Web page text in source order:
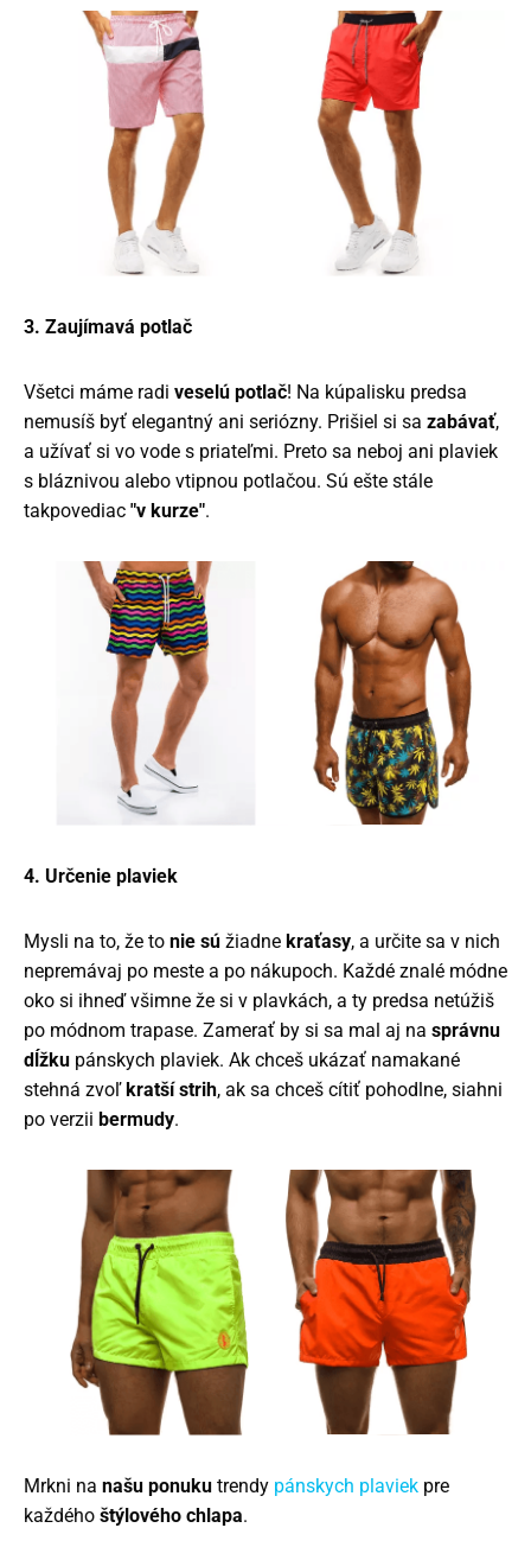
3. Zaujímavá potlač
Všetci máme radi veselú potlač! Na kúpalisku predsa
nemusíš byť elegantný ani seriózny. Prišiel si sa zabávať,
a užívať si vo vode s priateľmi. Preto sa neboj ani plaviek
s bláznivou alebo vtipnou potlačou. Sú ešte stále
takpovediac "v kurze".
4. Určenie plaviek
Mysli na to, že to nie sú žiadne kraťasy, a určite sa v nich
nepremávaj po meste a po nákupoch. Každé znalé módne
oko si ihneď všimne že si v plavkách, a ty predsa netúžiš
po módnom trapase. Zamerať by si sa mal aj na správnu
dĺžku pánskych plaviek. Ak chceš ukázať namakané
stehná zvoľ kratší strih, ak sa chceš cítiť pohodlne, siahni
po verzii bermudy.
Mrkni na našu ponuku trendy pánskych plaviek pre
každého štýlového chlapa.